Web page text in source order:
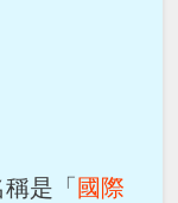
是「國際